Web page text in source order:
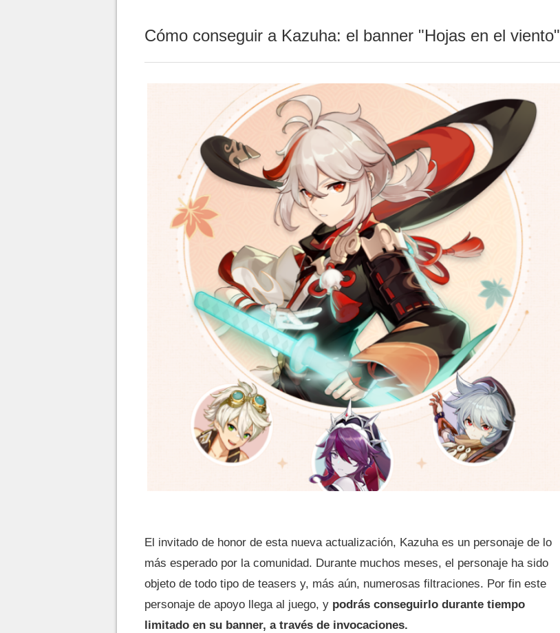
Cómo conseguir a Kazuha: el banner "Hojas en el viento"
El invitado de honor de esta nueva actualización, Kazuha es un personaje de lo
más esperado por la comunidad. Durante muchos meses, el personaje ha sido
objeto de todo tipo de teasers y, más aún, numerosas filtraciones. Por fin este
personaje de apoyo llega al juego, y podrás conseguirlo durante tiempo
limitado en su banner, a través de invocaciones.